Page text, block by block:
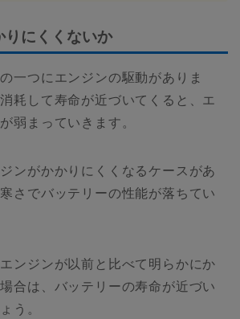
りにくくないか
一つにエンジンの駆動がありま
耗して寿命が近づいてくると、エ
弱まっていきます。
ンがかかりにくくなるケースがあ
さでバッテリーの性能が落ちてい
ンジンが以前と比べて明らかにか
合は、バッテリーの寿命が近づい
う。